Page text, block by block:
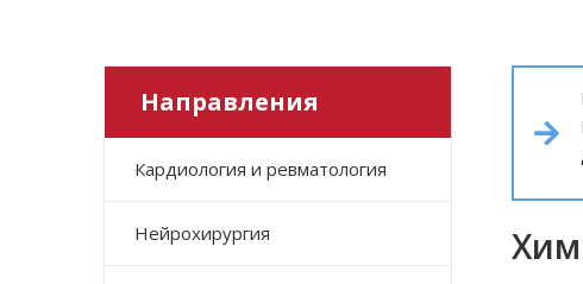
Направления
Кардиология и ревматология
Нейрохирургия